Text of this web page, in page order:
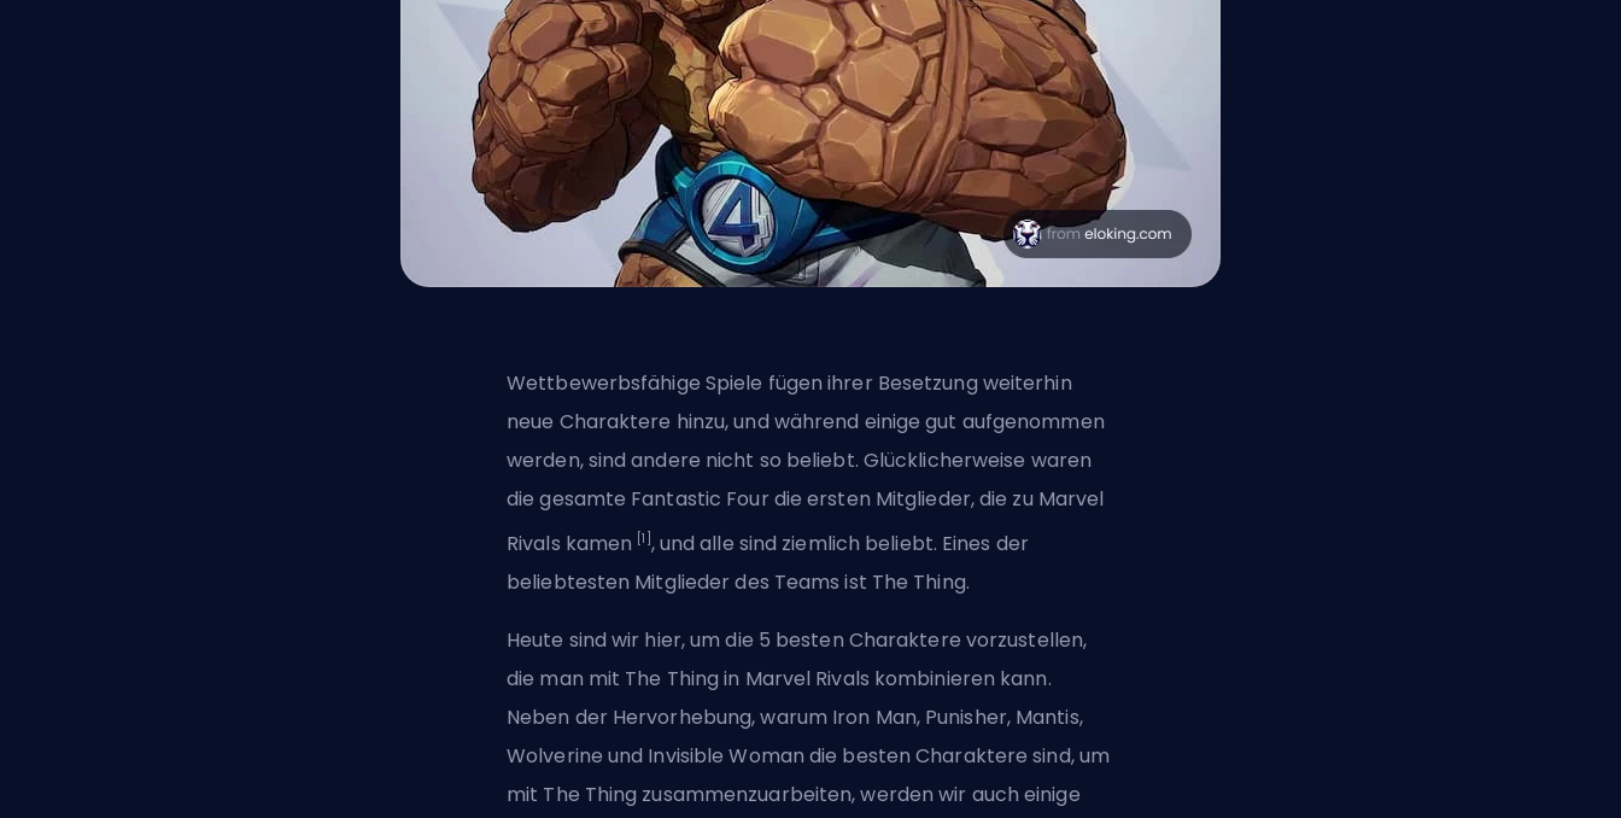
Wettbewerbsfähige Spiele fügen ihrer Besetzung weiterhin
neue Charaktere hinzu, und während einige gut aufgenommen
werden, sind andere nicht so beliebt. Glücklicherweise waren
die gesamte Fantastic Four die ersten Mitglieder, die zu Marvel
Rivals kamen [1] , und alle sind ziemlich beliebt. Eines der
beliebtesten Mitglieder des Teams ist The Thing.
Heute sind wir hier, um die 5 besten Charaktere vorzustellen,
die man mit The Thing in Marvel Rivals kombinieren kann.
Neben der Hervorhebung, warum Iron Man, Punisher, Mantis,
Wolverine und Invisible Woman die besten Charaktere sind, um
mit The Thing zusammenzuarbeiten, werden wir auch einige